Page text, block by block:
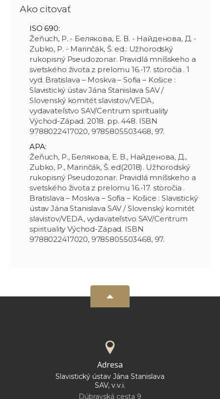
Ako citovať
ISO 690:
Žeňuch, P. - Белякова, Е. В. - Найденова, Д. -
Zubko, P. - Marinčák, Š. ed.: Užhorodský
rukopisný Pseudozonar. Pravidlá mníšskeho a
svetského života z prelomu 16.-17. storočia . 1
vyd. Bratislava – Moskva – Sofia – Košice :
Slavistický ústav Jána Stanislava SAV /
Slovenský komitét slavistov/VEDA,
vydavateľstvo SAV/Centrum spirituality
Východ-Západ. 2018. pp. 448. ISBN
9788022417020, 9785805503468, 97.
APA:
Žeňuch, P., Белякова, Е. В., Найденова, Д.,
Zubko, P., Marinčák, Š. ed(2018). Užhorodský
rukopisný Pseudozonar. Pravidlá mníšskeho a
svetského života z prelomu 16.-17. storočia .
Bratislava – Moskva – Sofia – Košice : Slavistický
ústav Jána Stanislava SAV / Slovenský komitét
slavistov/VEDA, vydavateľstvo SAV/Centrum
spirituality Východ-Západ. ISBN
9788022417020, 9785805503468, 97.
Adresa
Slavistický ústav Jána Stanislava
SAV, v.v.i.
Dúbravská cesta 9